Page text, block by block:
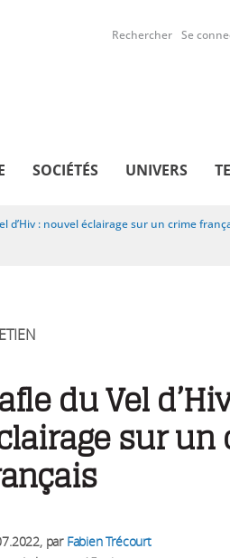
Rechercher Se
SOCIÉTÉS UNIVERS
d’Hiv : nouvel éclairage sur un crime
du Vel
sur un
, par Fabien Trécourt